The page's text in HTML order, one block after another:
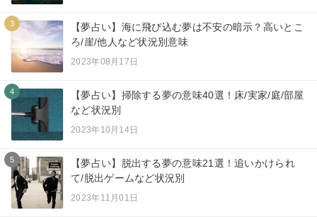
3
【夢占い】海に飛び込む夢は不安の暗示？高いとこ
ろ/崖/他人など状況別意味
2023年08月17日
4
【夢占い】掃除する夢の意味40選！床/実家/庭/部屋
など状況別
2023年10月14日
5
【夢占い】脱出する夢の意味21選！追いかけられ
て/脱出ゲームなど状況別
2023年11月01日